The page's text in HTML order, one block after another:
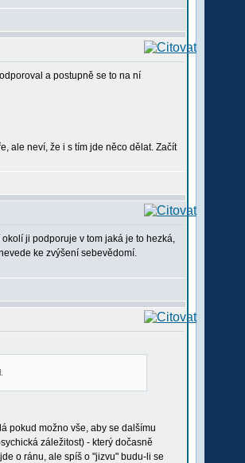
a postupně se to na ní
ale neví, že i s tím jde něco dělat. Začít
ji podporuje v tom jaká je to hezká,
ke zvýšení sebevědomí.
pokud možno vše, aby se dalšímu
záležitost) - který dočasně
o ránu, ale spíš o "jizvu" budu-li se